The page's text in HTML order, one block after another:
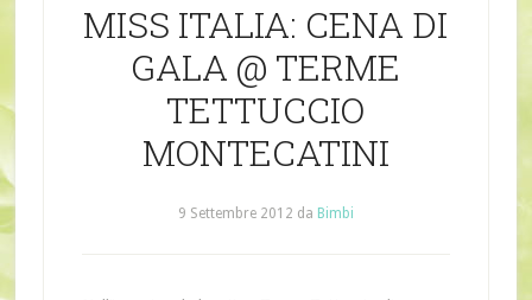
MISS ITALIA: CENA DI
GALA @ TERME
TETTUCCIO
MONTECATINI
9 Settembre 2012 da Bimbi